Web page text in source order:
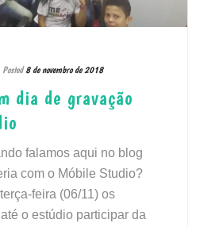
Posted 8 de novembro de 2018
dia de gravação
falamos aqui no blog
com o Móbile Studio?
feira (06/11) os
o estúdio participar da